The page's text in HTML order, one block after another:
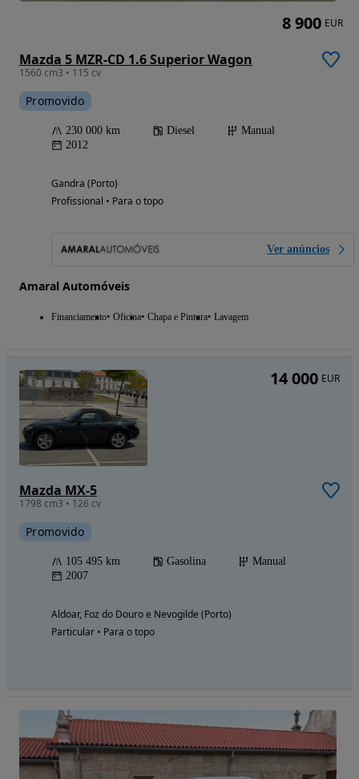
Mazda 5 MZR-CD 1.6 Superior Wagon
1560 cm3 • 115 cv
Promovido
230 000 km Diesel
Manual
2012
Gandra (Porto)
Profissional • Para o topo
Ver anúncios
Amaral Automóveis
Financiamento Oficina Chapa e Pintura Lavagem
8 900 EUR
Mazda MX-5
1798 cm3 • 126 cv
Promovido
105 495 km Gasolina
Manual
2007
Aldoar, Foz do Douro e Nevogilde (Porto)
Particular • Para o topo
14 000 EUR